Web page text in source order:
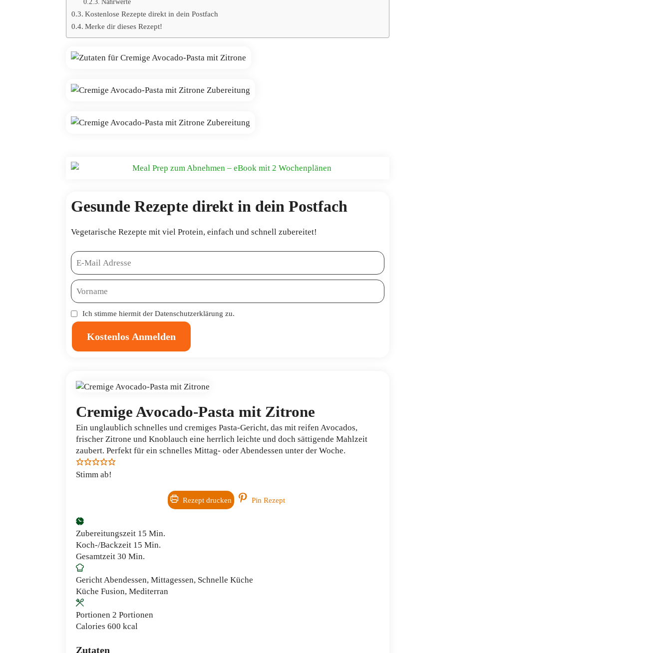
Nährwerte
Kostenlose Rezepte direkt in dein Postfach
Merke dir dieses Rezept!
Gesunde Rezepte direkt in dein Postfach
Vegetarische Rezepte mit viel Protein, einfach und schnell zubereitet!
Ich stimme hiermit der Datenschutzerklärung zu.
Kostenlos Anmelden
Cremige Avocado-Pasta mit Zitrone
Ein unglaublich schnelles und cremiges Pasta-Gericht, das mit reifen Avocados,
frischer Zitrone und Knoblauch eine herrlich leichte und doch sättigende Mahlzeit
zaubert. Perfekt für ein schnelles Mittag- oder Abendessen unter der Woche.
Stimm ab!
Rezept drucken Pin Rezept
Zubereitungszeit 15 Minuten
Min.
Koch-/Backzeit 15 Minuten
Min.
Gesamtzeit 30 Minuten
Min.
Gericht Abendessen, Mittagessen, Schnelle Küche
Küche Fusion, Mediterran
Portionen 2 Portionen
Calories 600 kcal
Zutaten